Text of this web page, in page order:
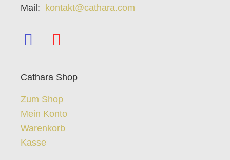
Mail: kontakt@cathara.com
Cathara Shop
Zum Shop
Mein Konto
Warenkorb
Kasse